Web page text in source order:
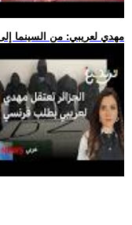
.. مهدي لعريبي: من السينما